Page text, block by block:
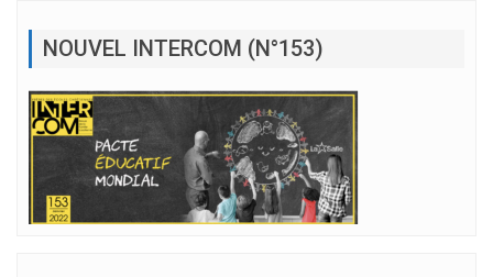
NOUVEL INTERCOM (N°153)